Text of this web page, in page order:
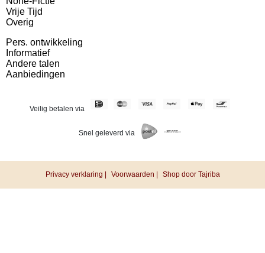
Vrije Tijd
Overig
Pers. ontwikkeling
Informatief
Andere talen
Aanbiedingen
Veilig betalen via
Snel geleverd via
Privacy verklaring | Voorwaarden | Shop door Tajriba